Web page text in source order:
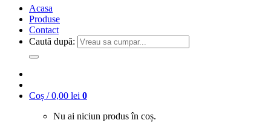
Acasa
Produse
Contact
Caută după:
Coș /0,00 lei 0
Nu ai niciun produs în coș.